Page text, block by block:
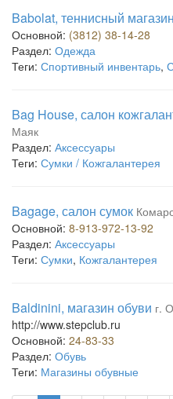
Babolat, теннисный
Основной: (3812) 38-14-28
Раздел: Одежда
Теги: Спортивный инвентарь,
Bag House, салон
Маяк
Раздел: Аксессуары
Теги: Сумки / Кожгалантерея
Bagage, салон сумок
Основной: 8-913-972-13-92
Раздел: Аксессуары
Теги: Сумки, Кожгалантерея
Baldinini, магазин обуви г.
http://www.stepclub.ru
Основной: 24-83-33
Раздел: Обувь
Теги: Магазины обувные